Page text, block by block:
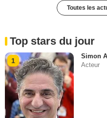
Toutes les
Top stars du jour
1
Simon
Acteur